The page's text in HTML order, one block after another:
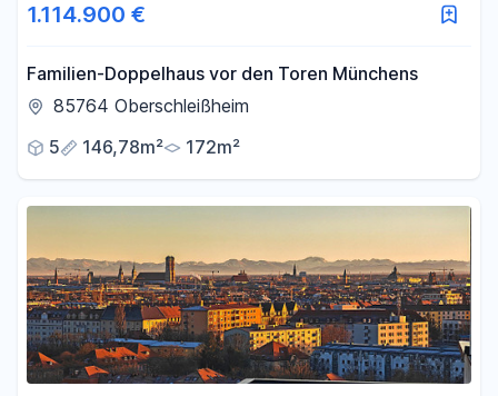
1.114.900 €
Familien-Doppelhaus vor den Toren Münchens
85764 Oberschleißheim
5
146,78m² 172m²